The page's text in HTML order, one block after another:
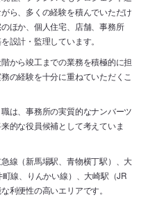
ら、多くの経験を積んでいただけ
ほか、個人住宅、店舗、事務所
設計・監理しています。
から竣工までの業務を積極的に担
の経験を十分に重ねていただくこ
は、事務所の実質的なナンバーツ
的な役員候補として考えていま
線（新馬場駅、青物横丁駅）、大
線、りんかい線）、大崎駅（JR
利便性の高いエリアです。